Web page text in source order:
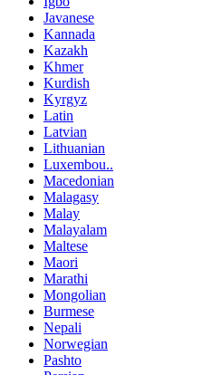
Javanese
Kannada
Kazakh
Khmer
Kurdish
Kyrgyz
Latin
Latvian
Lithuanian
Luxembou..
Macedonian
Malagasy
Malay
Malayalam
Maltese
Maori
Marathi
Mongolian
Burmese
Nepali
Norwegian
Pashto